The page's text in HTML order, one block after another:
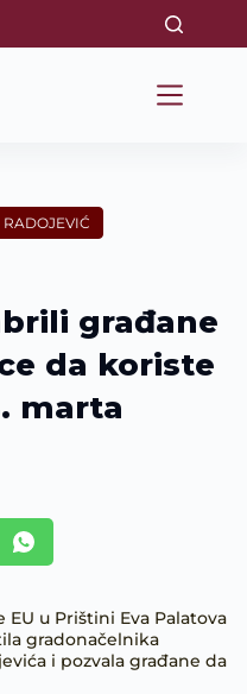
građane
da koriste
marta
u Prištini Eva Palatova
gradonačelnika
i pozvala građane da